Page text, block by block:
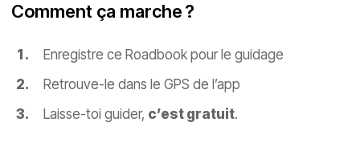
Comment ça marche ?
Enregistre ce Roadbook pour le guidage
Retrouve-le dans le GPS de l’app
Laisse-toi guider, c’est gratuit.